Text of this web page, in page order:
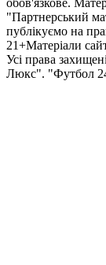
обов'язкове.
"Партнерський
публікуємо на
21+Матеріали
Усi права
Люкс". "Футбол